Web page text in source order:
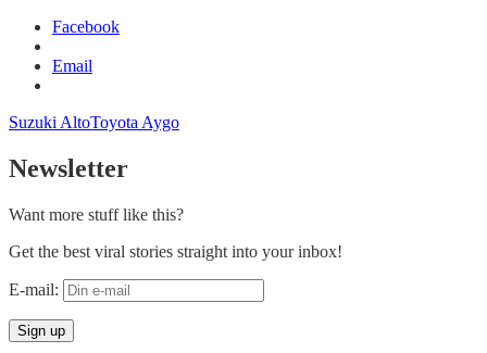
Facebook
Email
Suzuki AltoToyota Aygo
Newsletter
Want more stuff like this?
Get the best viral stories straight into your inbox!
E-mail: